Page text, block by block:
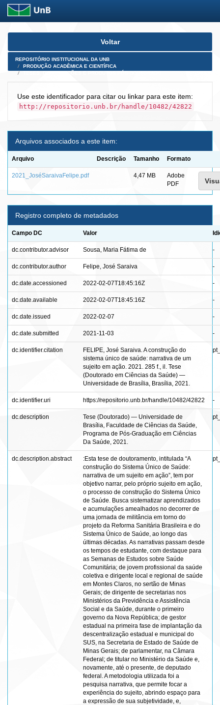
Skip
Voltar
REPOSITÓRIO INSTITUCIONAL DA UNB
PRODUÇÃO ACADÊMICA E CIENTÍFICA
Use este identificador para citar ou linkar para este item:
http://repositorio.unb.br/handle/10482/42822
Arquivos associados a este item:
Arquivo Descrição Tamanho Formato
2021_JoséSaraivaFelipe.pdf 4,47 MB
Adobe
PDF
Registro completo de metadados
Campo DC Valor
dc.contributor.advisor Sousa, Maria Fátima de -
dc.contributor.author Felipe, José Saraiva -
dc.date.accessioned 2022-02-07T18:45:16Z -
dc.date.available 2022-02-07T18:45:16Z -
dc.date.issued 2022-02-07 -
dc.date.submitted 2021-11-03 -
dc.identifier.citation
FELIPE, José Saraiva. A construção do
sistema único de saúde: narrativa de um
sujeito em ação. 2021. 285 f., il. Tese
(Doutorado em Ciências da Saúde) —
Universidade de Brasília, Brasília, 2021.
dc.identifier.uri https://repositorio.unb.br/handle/10482/42822 -
dc.description
Tese (Doutorado) — Universidade de
Brasília, Faculdade de Ciências da Saúde,
Programa de Pós-Graduação em Ciências
Da Saúde, 2021.
dc.description.abstract
:Esta tese de doutoramento, intitulada “A
construção do Sistema Único de Saúde:
narrativa de um sujeito em ação”, tem por
objetivo narrar, pelo próprio sujeito em ação,
o processo de construção do Sistema Único
de Saúde. Busca sistematizar aprendizados
e acumulações amealhados no decorrer de
uma jornada de militância em torno do
projeto da Reforma Sanitária Brasileira e do
Sistema Único de Saúde, ao longo das
últimas décadas. As narrativas passam desde
os tempos de estudante, com destaque para
as Semanas de Estudos sobre Saúde
Comunitária; de jovem profissional da saúde
coletiva e dirigente local e regional de saúde
em Montes Claros, no sertão de Minas
Gerais; de dirigente de secretarias nos
Ministérios da Previdência e Assistência
Social e da Saúde, durante o primeiro
governo da Nova República; de gestor
estadual na primeira fase de implantação da
descentralização estadual e municipal do
SUS, na Secretaria de Estado de Saúde de
Minas Gerais; de parlamentar, na Câmara
Federal; de titular no Ministério da Saúde e,
novamente, até o presente, de deputado
federal. A metodologia utilizada foi a
pesquisa narrativa, que permite focar a
experiência do sujeito, abrindo espaço para
a expressão de sua subjetividade, e,